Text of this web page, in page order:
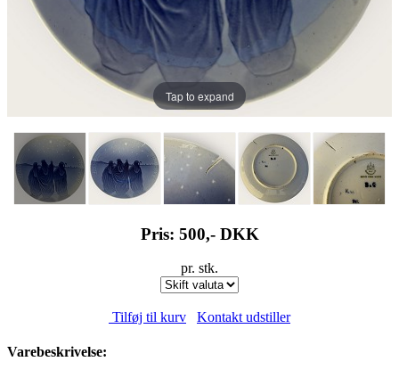
Tap to expand
Pris: 500,- DKK
pr. stk.
Tilføj til kurv Kontakt udstiller
Varebeskrivelse: